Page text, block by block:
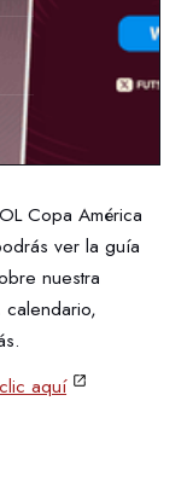
Copa América
ver la guía
nuestra
calendario,
clic aquí